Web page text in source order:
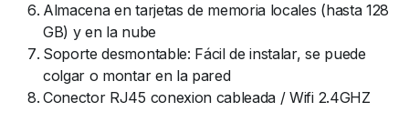
Almacena en tarjetas de memoria locales (hasta 128
GB) y en la nube
Soporte desmontable: Fácil de instalar, se puede
colgar o montar en la pared
Conector RJ45 conexion cableada / Wifi 2.4GHZ